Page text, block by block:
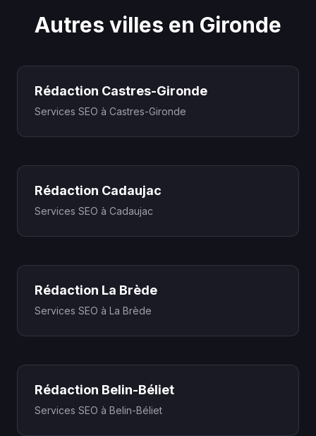
Autres villes en Gironde
Rédaction Castres-Gironde
Services SEO à Castres-Gironde
Rédaction Cadaujac
Services SEO à Cadaujac
Rédaction La Brède
Services SEO à La Brède
Rédaction Belin-Béliet
Services SEO à Belin-Béliet